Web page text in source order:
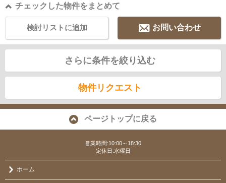
チェックした物件をまとめて
お問い合わせ
検討リストに追加
さらに条件を絞り込む
物件リクエスト
ページトップに戻る
営業時間:10:00～18:30
定休日:水曜日
ホーム